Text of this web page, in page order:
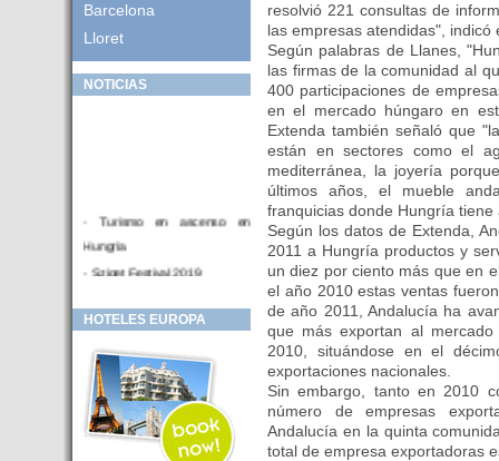
Barcelona
Lloret
NOTICIAS
- Turismo en ascenso en
Hungria
- Sziget Festival 2019
Hotel en venta en zona PRIME
- Inversor para hotel
- Hotel en venta Budapest
- Budapest y Cracovia, las
ciudades de moda en 2018
HOTELES EUROPA
resolvió 221 consultas de
las empresas atendidas", indicó
Según palabras de Llanes,
las firmas de la comunidad al
400 participaciones de
en el mercado húngaro en
Extenda también señaló que
están en sectores como el
mediterránea, la joyería
últimos años, el mueble
franquicias donde Hungría
Según los datos de Extenda,
2011 a Hungría productos y
un diez por ciento más que en
el año 2010 estas ventas
de año 2011, Andalucía ha
que más exportan al
2010, situándose en el
exportaciones nacionales.
Sin embargo, tanto en 2010
número de empresas
Andalucía en la quinta
total de empresa exportadoras